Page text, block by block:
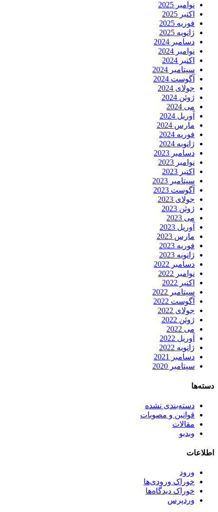
نوامبر 2025
اکتبر 2025
فوریه 2025
ژانویه 2025
دسامبر 2024
نوامبر 2024
اکتبر 2024
سپتامبر 2024
آگوست 2024
جولای 2024
ژوئن 2024
می 2024
آوریل 2024
مارس 2024
فوریه 2024
ژانویه 2024
دسامبر 2023
نوامبر 2023
اکتبر 2023
سپتامبر 2023
آگوست 2023
جولای 2023
ژوئن 2023
می 2023
آوریل 2023
مارس 2023
فوریه 2023
ژانویه 2023
دسامبر 2022
نوامبر 2022
اکتبر 2022
سپتامبر 2022
آگوست 2022
جولای 2022
ژوئن 2022
می 2022
آوریل 2022
ژانویه 2022
دسامبر 2021
سپتامبر 2020
دسته‌ها
دسته‌بندی نشده
قوانین و مصوبات
مقالات
وبدیو
اطلاعات
ورود
خوراک ورودی‌ها
خوراک دیدگاه‌ها
وردپرس